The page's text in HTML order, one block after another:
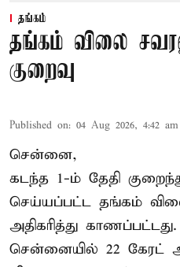
தங்கம்
தங்கம் விலை
குறைவு
Published on: 04 Aug 2026, 4:42 am
சென்னை,
கடந்த 1-ம் தேதி
செய்யப்பட்ட தங்கம்
அதிகரித்து
சென்னையில் 22 கேரட்